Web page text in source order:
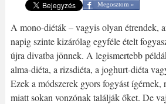
Megosztom »
A mono-diéták – vagyis olyan étrendek,
napig szinte kizárólag egyféle ételt
újra divatba jönnek. A legismertebb
alma-diéta, a rizsdiéta, a joghurt-diéta
Ezek a módszerek gyors fogyást ígérnek,
miatt sokan vonzónak találják őket. De